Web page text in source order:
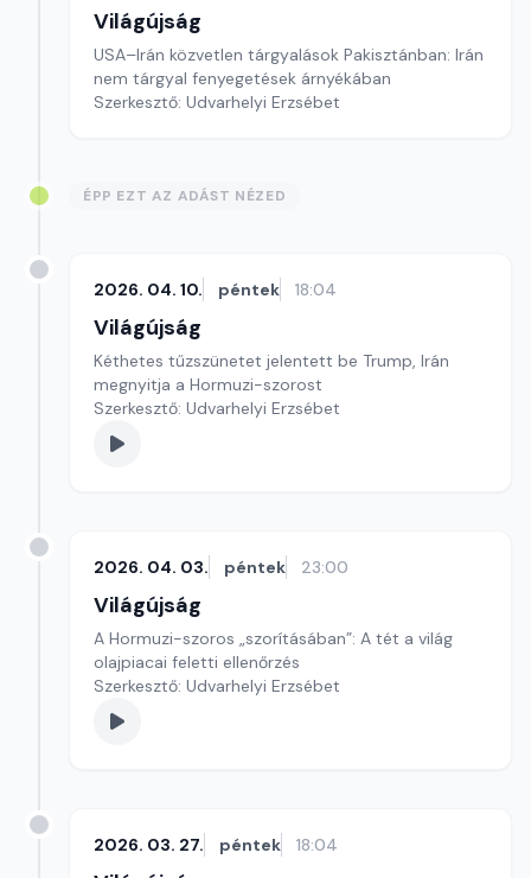
Világújság
USA–Irán közvetlen tárgyalások Pakisztánban: Irán
nem tárgyal fenyegetések árnyékában
Szerkesztő: Udvarhelyi Erzsébet
ÉPP EZT AZ ADÁST NÉZED
2026. 04. 10. péntek 18:04
Világújság
Kéthetes tűzszünetet jelentett be Trump, Irán
megnyitja a Hormuzi-szorost
Szerkesztő: Udvarhelyi Erzsébet
2026. 04. 03. péntek 23:00
Világújság
A Hormuzi-szoros „szorításában”: A tét a világ
olajpiacai feletti ellenőrzés
Szerkesztő: Udvarhelyi Erzsébet
2026. 03. 27. péntek 18:04